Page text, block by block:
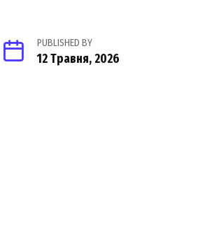
PUBLISHED BY
12 Травня, 2026